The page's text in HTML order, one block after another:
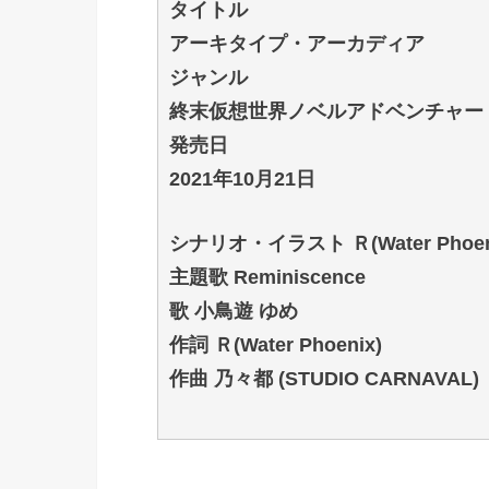
タイトル
アーキタイプ・アーカディア
ジャンル
終末仮想世界ノベルアドベンチャー
発売日
2021年10月21日
シナリオ・イラスト Ｒ(Water
主題歌 Reminiscence
歌 小鳥遊 ゆめ
作詞 Ｒ(Water Phoenix)
作曲 乃々都 (STUDIO CARNAVAL)